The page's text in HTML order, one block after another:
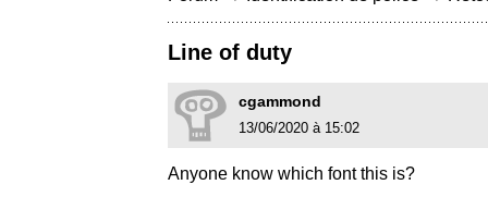
Line of duty
cgammond
13/06/2020 à 15:02
Anyone know which font this is?